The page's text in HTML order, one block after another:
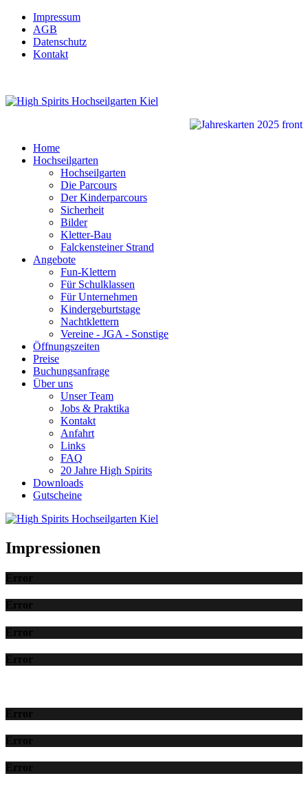
Impressum
AGB
Datenschutz
Kontakt
Home
Hochseilgarten
Hochseilgarten
Die Parcours
Der Kinderparcours
Sicherheit
Bilder
Kletter-Bau
Falckensteiner Strand
Angebote
Fun-Klettern
Für Schulklassen
Für Unternehmen
Kindergeburtstage
Nachtklettern
Vereine - JGA - Sonstige
Öffnungszeiten
Preise
Buchungsanfrage
Über uns
Unser Team
Jobs & Praktika
Kontakt
Anfahrt
Links
FAQ
20 Jahre High Spirits
Downloads
Gutscheine
Impressionen
Error
Error
Error
Error
Error
Error
Error